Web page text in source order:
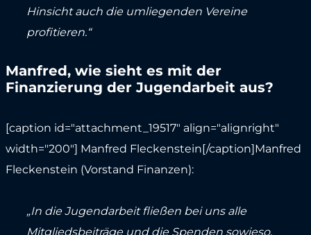
Hinsicht auch die umliegenden Vereine
profitieren.“
Manfred, wie sieht es mit der
Finanzierung der Jugendarbeit aus?
[caption id="attachment_19517" align="alignright"
width="200"] Manfred Fleckenstein[/caption]Manfred
Fleckenstein (Vorstand Finanzen):
„In die Jugendarbeit fließen bei uns alle
Mitgliedsbeiträge und die Spenden sowieso.